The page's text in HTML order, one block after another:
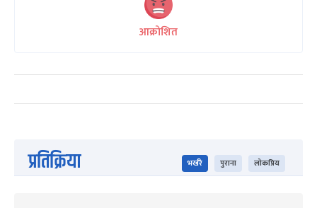
आक्रोशित
प्रतिक्रिया भर्खरै पुराना लोकप्रिय